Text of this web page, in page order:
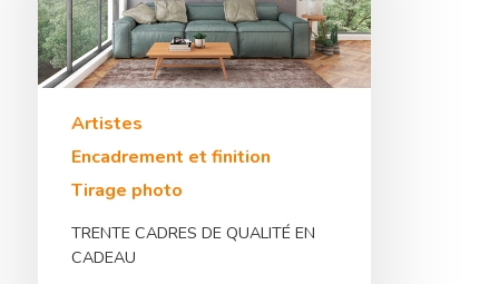
Artistes
Encadrement et finition
Tirage photo
TRENTE CADRES DE QUALITÉ EN
CADEAU